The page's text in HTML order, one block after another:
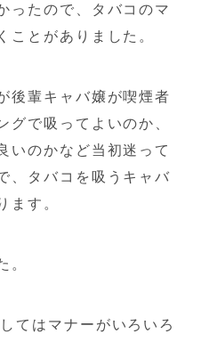
ったので、タバコのマ
ことがありました。
後輩キャバ嬢が喫煙者
グで吸ってよいのか、
いのかなど当初迷って
、タバコを吸うキャバ
ます。
。
てはマナーがいろいろ